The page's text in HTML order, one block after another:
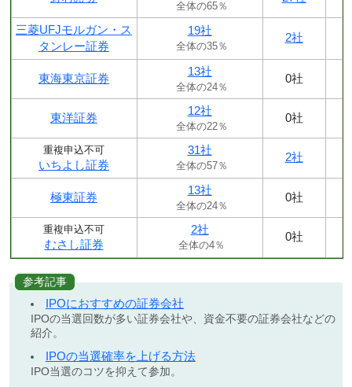
全体の65％
三菱UFJモルガン・ス
タンレー証券
19社
全体の35％
2社
東海東京証券
13社
全体の24％
0社
東洋証券
12社
全体の22％
0社
重複申込不可
いちよし証券
31社
全体の57％
2社
極東証券
13社
全体の24％
0社
重複申込不可
むさし証券
2社
全体の4％
0社
参考記事
IPOにおすすめの証券会社
IPOの当選回数が多い証券会社や、資金不要の証券会社などの
紹介。
IPOの当選確率を上げる方法
IPO当選のコツを抑えて参加。